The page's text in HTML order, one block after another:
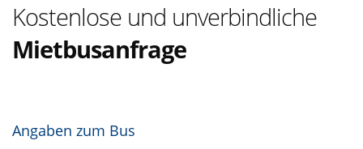
Kostenlose und unverbindliche
Mietbusanfrage
Angaben zum Bus